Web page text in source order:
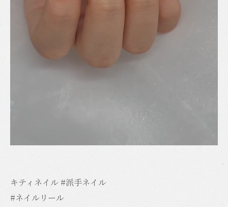
キティネイル #派手ネイル
#ネイルリール